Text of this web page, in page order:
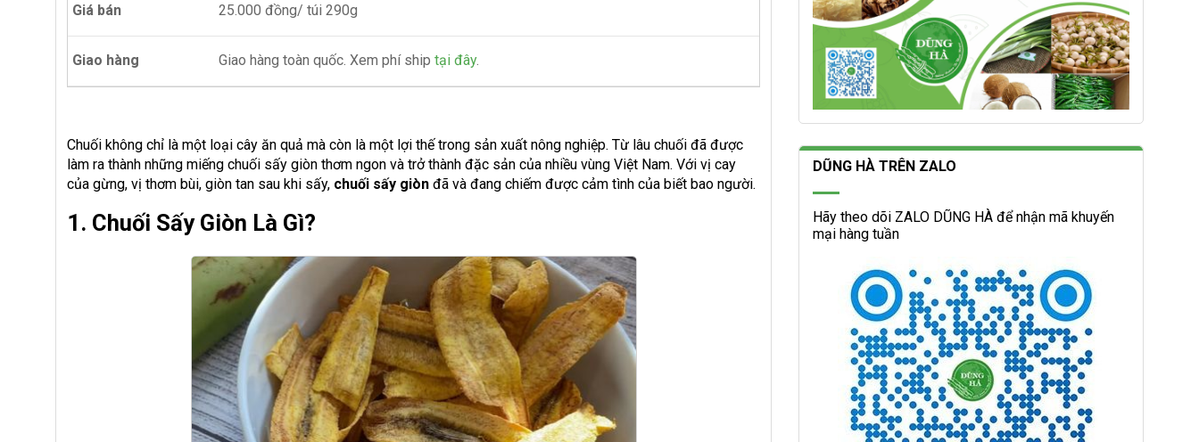
Giá bán 25.000 đồng/ túi 290g
Giao hàng Giao hàng toàn quốc. Xem phí ship tại đây.
Chuối không chỉ là một loại cây ăn quả mà còn là một lợi thế trong sản xuất nông nghiệp. Từ lâu chuối đã được
làm ra thành những miếng chuối sấy giòn thơm ngon và trở thành đặc sản của nhiều vùng Việt Nam. Với vị cay
của gừng, vị thơm bùi, giòn tan sau khi sấy, chuối sấy giòn đã và đang chiếm được cảm tình của biết bao người.
1. Chuối Sấy Giòn Là Gì?
DŨNG HÀ TRÊN ZALO
Hãy theo dõi ZALO DŨNG HÀ để nhận mã khuyến
mại hàng tuần